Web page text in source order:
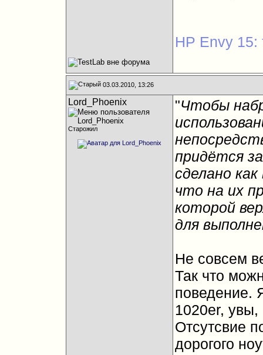
HP Envy 15:
03.03.2010, 13:26
Lord_Phoenix
Старожил
"Чтобы
придётся
сделано
что на их
которой
для
Не совсем
Так что
поведение.
1020er, увы,
Отсутсвие
дорогого